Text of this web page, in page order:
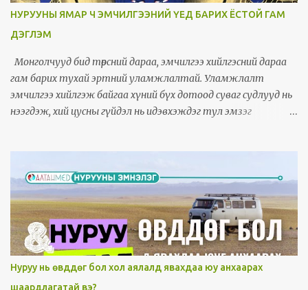
хааш мурийсан эргэснээсээ шалтгаалан бусад олон янзын
шинж илэрдэг. Хүзүүний 3-4 үеийн хоорондох мэдрэл
дарагдахад шилэн хүзүү хөших,дагзаар халах зовиур байнга
илэрнэ, Хүзүүгээ эргүүлэх хөдөлгөөн хийх үед өвдөлт нэмэгдэх нь их.
Хүзүүгээрээ бөхийх гэдийх хөдөлгөөн хийхэд өвдөлт нэмэгдэнэ.
Хүзүүний 4-5,5-6 үеийн х...
НУРУУНЫ ЯМАР Ч ЭМЧИЛГЭЭНИЙ ҮЕД БАРИХ ЁСТОЙ ГАМ
ДЭГЛЭМ
Монголчууд бид төрсний дараа, эмчилгээ хийлгэсний дараа
гам барих тухай эртний уламжлалтай. Уламжлалт
эмчилгээ хийлгэж байгаа хүний бүх дотоод суваг судлууд нь
нээгдэж, хий цусны гүйдэл нь идэвхэждэг тул эмзэг
хүйсээс хамаарна. Зүү эмчилгээний дараа гам их шаарддаг.
Бас бүх биеийн халуун болон зөөлөн тосон бариа, халуун рашаан,
шавар эмчилгээний дараа гам сайн барих шаардлагатай.
Хамгийн багадаа л 10-14 хоног нэлээн сайн гам барих
шаардлагатай. Өндөр настай, биеийн тамир тэнхээ дорой
байх үед сар хүртэлх хугацаагаар гам барих хэрэгтэй болдог.
Гам барихдаа даарч хөрөх, нэвт салхинд үлээлгэх, хүйтэн
Нуруу нь өвддөг бол хол аялалд явахдаа юу анхаарах
шаардлагатай вэ?